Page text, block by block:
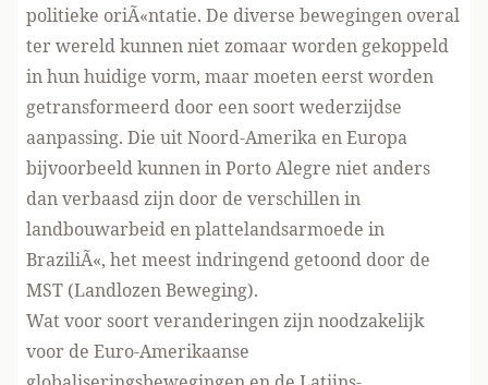
politieke oriÃ«ntatie. De diverse bewegingen overal
ter wereld kunnen niet zomaar worden gekoppeld
in hun huidige vorm, maar moeten eerst worden
getransformeerd door een soort wederzijdse
aanpassing. Die uit Noord-Amerika en Europa
bijvoorbeeld kunnen in Porto Alegre niet anders
dan verbaasd zijn door de verschillen in
landbouwarbeid en plattelandsarmoede in
BraziliÃ«, het meest indringend getoond door de
MST (Landlozen Beweging).
Wat voor soort veranderingen zijn noodzakelijk
voor de Euro-Amerikaanse